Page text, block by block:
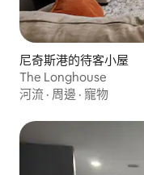
尼奇斯港的待客小屋
The Longhouse
河流 · 周邊 · 寵物